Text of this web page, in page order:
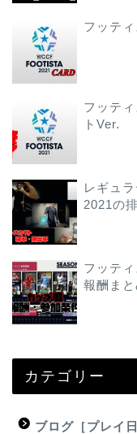
フッテ
フッテ
トVer.
レギュ
2021の
フッテ
報酬まと
カテゴリー
ブログ［プレイ日